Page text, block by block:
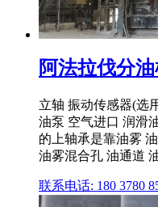
阿法拉伐分
立轴 振动传感器(选
油泵 空气进口 润滑
的上轴承是靠油雾
油雾混合孔 油通道
联系电话: 180 3780